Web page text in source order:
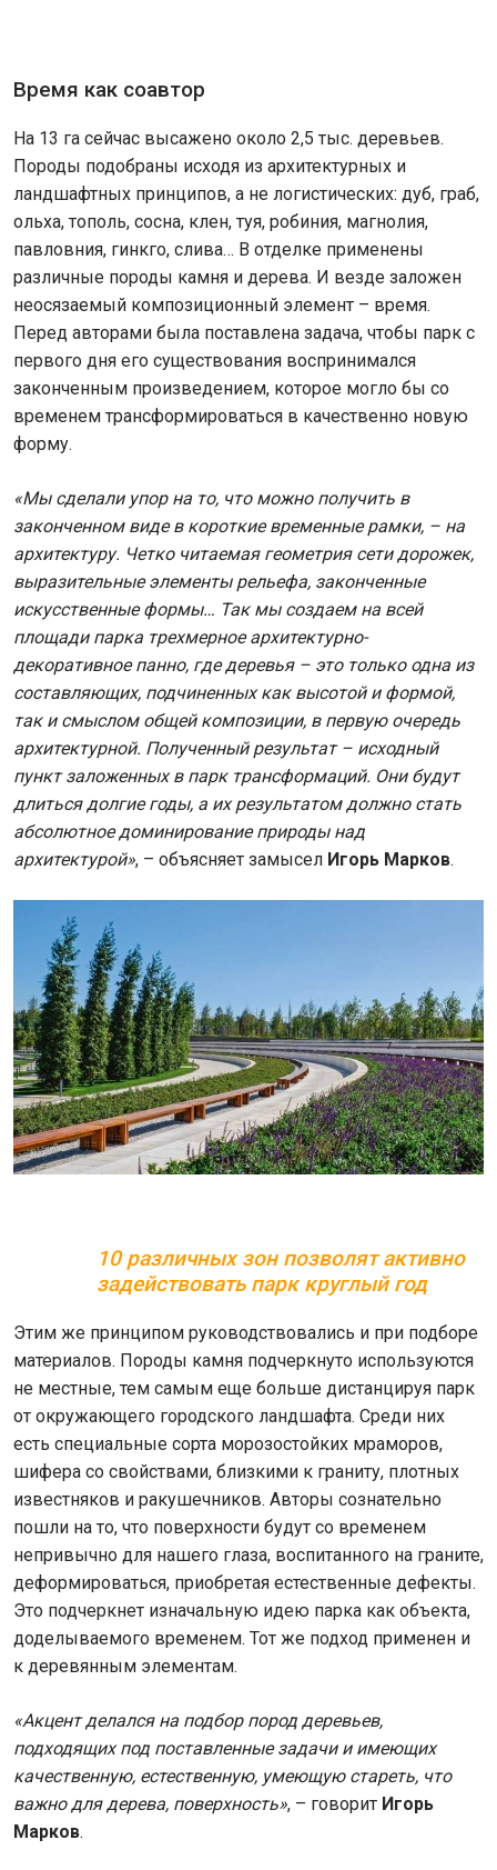
Время как соавтор
На 13 га сейчас высажено около 2,5 тыс. деревьев.
Породы подобраны исходя из архитектурных и
ландшафтных принципов, а не логистических: дуб, граб,
ольха, тополь, сосна, клен, туя, робиния, магнолия,
павловния, гинкго, слива… В отделке применены
различные породы камня и дерева. И везде заложен
неосязаемый композиционный элемент – время.
Перед авторами была поставлена задача, чтобы парк с
первого дня его существования воспринимался
законченным произведением, которое могло бы со
временем трансформироваться в качественно новую
форму.
«Мы сделали упор на то, что можно получить в
законченном виде в короткие временные рамки, – на
архитектуру. Четко читаемая геометрия сети дорожек,
выразительные элементы рельефа, законченные
искусственные формы… Так мы создаем на всей
площади парка трехмерное архитектурно-
декоративное панно, где деревья – это только одна из
составляющих, подчиненных как высотой и формой,
так и смыслом общей композиции, в первую очередь
архитектурной. Полученный результат – исходный
пункт заложенных в парк трансформаций. Они будут
длиться долгие годы, а их результатом должно стать
абсолютное доминирование природы над
архитектурой», – объясняет замысел Игорь Марков.
10 различных зон позволят активно
задействовать парк круглый год
Этим же принципом руководствовались и при подборе
материалов. Породы камня подчеркнуто используются
не местные, тем самым еще больше дистанцируя парк
от окружающего городского ландшафта. Среди них
есть специальные сорта морозостойких мраморов,
шифера со свойствами, близкими к граниту, плотных
известняков и ракушечников. Авторы сознательно
пошли на то, что поверхности будут со временем
непривычно для нашего глаза, воспитанного на граните,
деформироваться, приобретая естественные дефекты.
Это подчеркнет изначальную идею парка как объекта,
доделываемого временем. Тот же подход применен и
к деревянным элементам.
«Акцент делался на подбор пород деревьев,
подходящих под поставленные задачи и имеющих
качественную, естественную, умеющую стареть, что
важно для дерева, поверхность», – говорит Игорь
Марков.